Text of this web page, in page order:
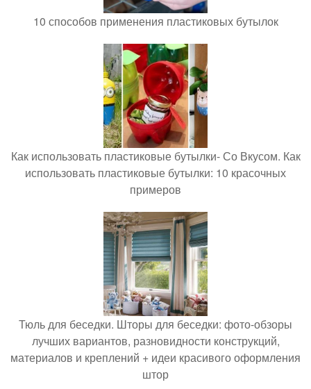
10 способов применения пластиковых бутылок
Как использовать пластиковые бутылки- Со Вкусом. Как
использовать пластиковые бутылки: 10 красочных
примеров
Тюль для беседки. Шторы для беседки: фото-обзоры
лучших вариантов, разновидности конструкций,
материалов и креплений + идеи красивого оформления
штор